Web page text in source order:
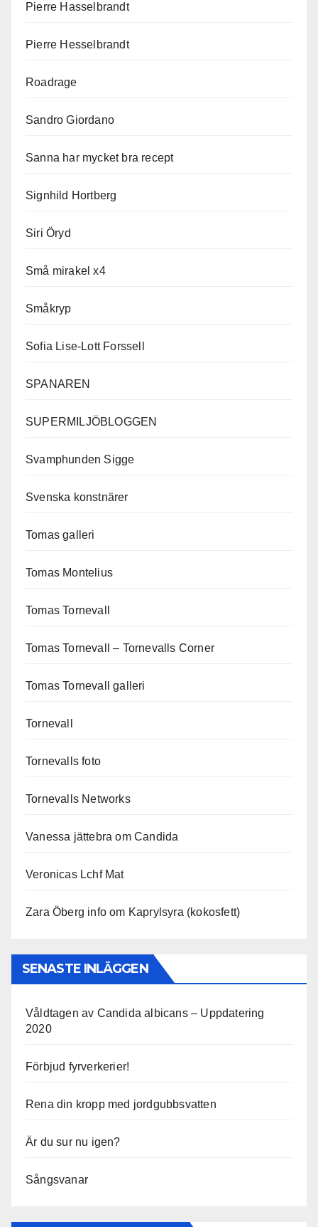
Pierre Hasselbrandt
Pierre Hesselbrandt
Roadrage
Sandro Giordano
Sanna har mycket bra recept
Signhild Hortberg
Siri Öryd
Små mirakel x4
Småkryp
Sofia Lise-Lott Forssell
SPANAREN
SUPERMILJÖBLOGGEN
Svamphunden Sigge
Svenska konstnärer
Tomas galleri
Tomas Montelius
Tomas Tornevall
Tomas Tornevall – Tornevalls Corner
Tomas Tornevall galleri
Tornevall
Tornevalls foto
Tornevalls Networks
Vanessa jättebra om Candida
Veronicas Lchf Mat
Zara Öberg info om Kaprylsyra (kokosfett)
SENASTE INLÄGGEN
Våldtagen av Candida albicans – Uppdatering
2020
Förbjud fyrverkerier!
Rena din kropp med jordgubbsvatten
Är du sur nu igen?
Sångsvanar